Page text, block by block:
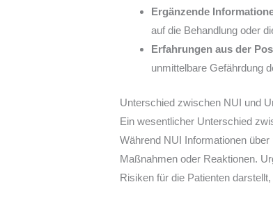
Ergänzende
auf die Behandlung oder
Erfahrungen aus der
unmittelbare Gefährdung
Unterschied zwischen NUI und
Ein wesentlicher Unterschied
Während NUI Informationen
Maßnahmen oder Reaktionen.
Risiken für die Patienten